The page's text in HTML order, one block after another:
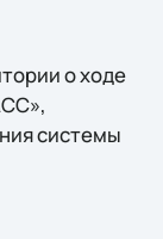
о ходе
системы